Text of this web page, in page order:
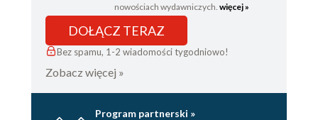
nowościach wydawniczych. więcej »
DOŁĄCZ TERAZ
Bez spamu, 1-2 wiadomości tygodniowo!
Zobacz więcej »
Program partnerski »